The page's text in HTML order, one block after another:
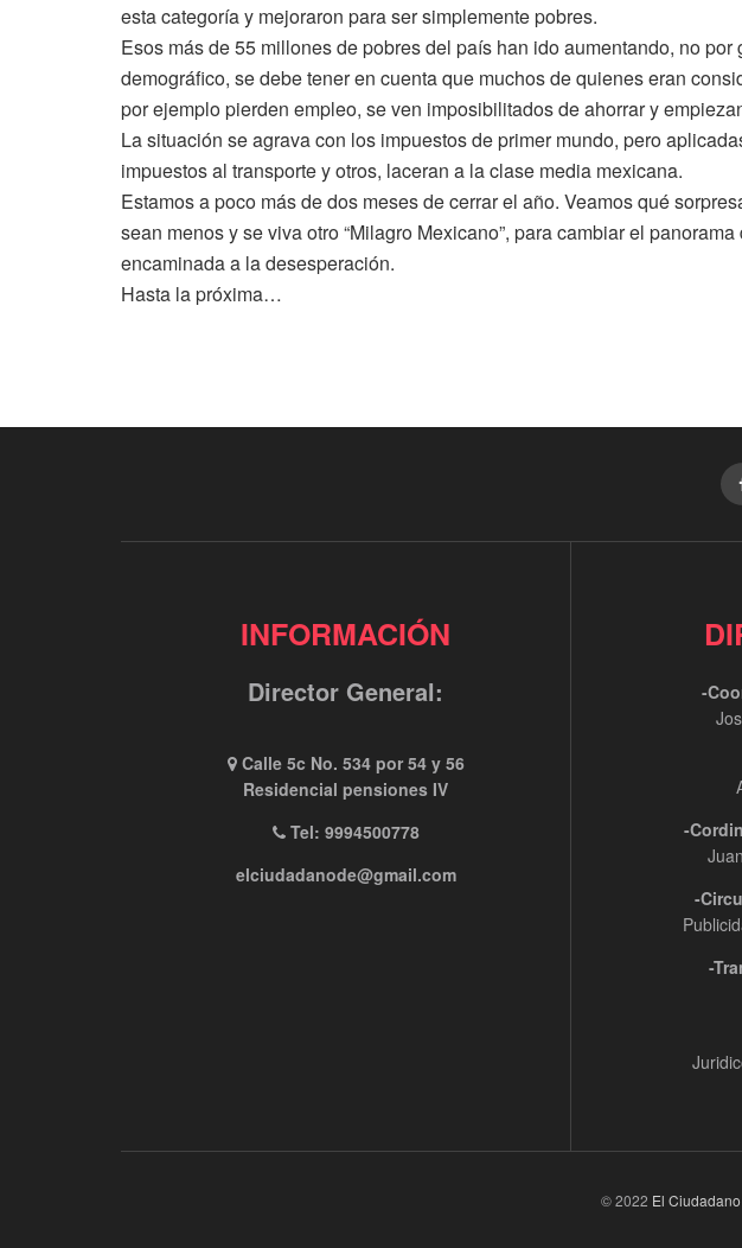
esta categoría y mejoraron para ser simplemente pobres.
Esos más de 55 millones de pobres del país han ido aumentando, no
demográfico, se debe tener en cuenta que muchos de quienes eran
por ejemplo pierden empleo, se ven imposibilitados de ahorrar y
La situación se agrava con los impuestos de primer mundo, pero
impuestos al transporte y otros, laceran a la clase media mexicana.
Estamos a poco más de dos meses de cerrar el año. Veamos qué
sean menos y se viva otro “Milagro Mexicano”, para cambiar el
encaminada a la desesperación.
Hasta la próxima…
INFORMACIÓN
Director General:
Calle 5c No. 534 por 54 y 56
Residencial pensiones IV
Tel: 9994500778
elciudadanode@gmail.com
-
-
-
-
© 2022 El